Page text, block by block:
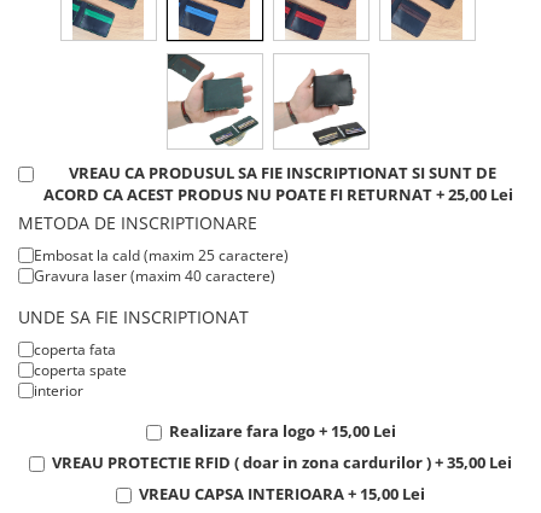
VREAU CA PRODUSUL SA FIE INSCRIPTIONAT SI SUNT DE
ACORD CA ACEST PRODUS NU POATE FI RETURNAT + 25,00 Lei
METODA DE INSCRIPTIONARE
Embosat la cald (maxim 25 caractere)
Gravura laser (maxim 40 caractere)
UNDE SA FIE INSCRIPTIONAT
coperta fata
coperta spate
interior
Realizare fara logo + 15,00 Lei
VREAU PROTECTIE RFID ( doar in zona cardurilor ) + 35,00 Lei
VREAU CAPSA INTERIOARA + 15,00 Lei